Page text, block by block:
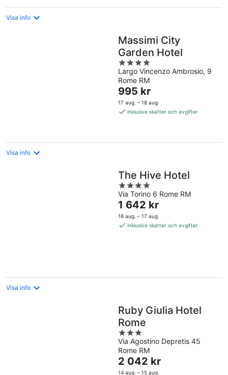
Visa info
Massimi City
Garden Hotel
4
out
of
5
Largo Vincenzo Ambrosio, 9
Rome RM
Priset
är
995 kr
995 kr
17 aug. – 18 aug.
inklusive skatter och avgifter
Visa info
The Hive Hotel
4
out
of
5
Via Torino 6 Rome RM
Priset
är
1 642 kr
1 642 kr
16 aug. – 17 aug.
inklusive skatter och avgifter
Visa info
Ruby Giulia Hotel
Rome
3
out
of
5
Via Agostino Depretis 45
Rome RM
Priset
är
2 042 kr
14 aug. – 15 aug.